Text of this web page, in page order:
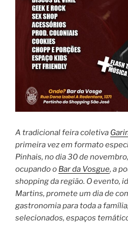
A tradicional feira coletiva
primeira vez em formato
Pinhais, no dia 30 de
ocupando o Bar da Vosgue, a
shopping da região. O evento,
Martins, promete um dia de
gastronomia para toda a
selecionados, espaços